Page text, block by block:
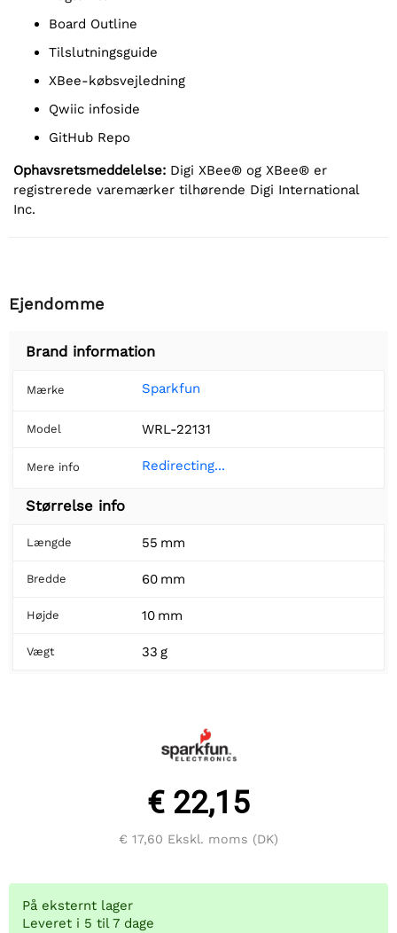
Board Outline
Tilslutningsguide
XBee-købsvejledning
Qwiic infoside
GitHub Repo
Ophavsretsmeddelelse: Digi XBee® og XBee® er
registrerede varemærker tilhørende Digi International
Inc.
Ejendomme
Brand information
Mærke Sparkfun
Model WRL-22131
Mere info Redirecting...
Størrelse info
Længde 55 mm
Bredde 60 mm
Højde 10 mm
Vægt 33 g
€ 22,15
€ 17,60 Ekskl. moms (DK)
På eksternt lager
Leveret i 5 til 7 dage